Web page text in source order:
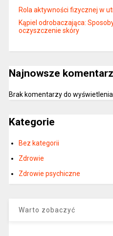
Rola aktywności fizycznej w
Kąpiel odrobaczająca:
oczyszczenie skóry
Najnowsze
Brak komentarzy do wyświetlenia.
Kategorie
Bez kategorii
Zdrowie
Zdrowie psychiczne
Warto zobaczyć